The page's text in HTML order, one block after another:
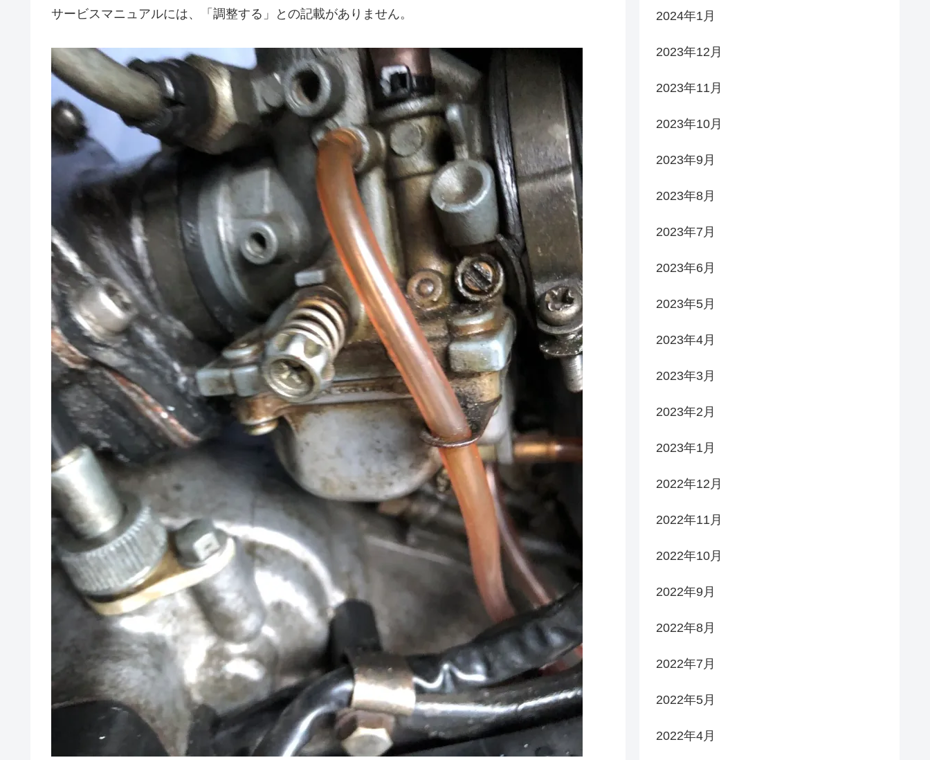
サービスマニュアルには、「調整する」との記載がありません。
2024年1月
2023年12月
2023年11月
2023年10月
2023年9月
2023年8月
2023年7月
2023年6月
2023年5月
2023年4月
2023年3月
2023年2月
2023年1月
2022年12月
2022年11月
2022年10月
2022年9月
2022年8月
2022年7月
2022年5月
2022年4月